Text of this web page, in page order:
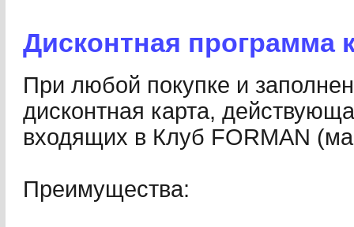
Дисконтная программа
При любой покупке и
дисконтная карта,
входящих в Клуб FORMAN
Преимущества: